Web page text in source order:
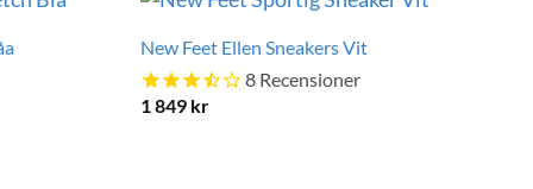
New Feet Ellen Sneakers Vit
8 Recensioner
1 849 kr